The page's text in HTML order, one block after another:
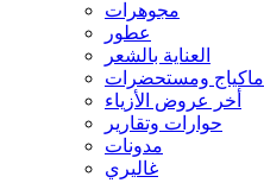
مجوهرات
عطور
العناية بالشعر
ماكياج ومستحضرات
أخر عروض الأزياء
حوارات وتقارير
مدونات
غاليري